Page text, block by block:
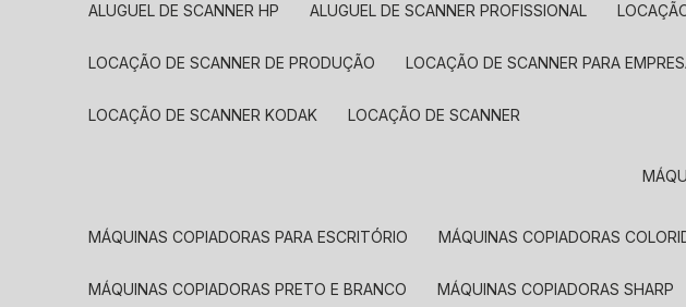
ALUGUEL DE SCANNER HP ALUGUEL DE SCANNER PROFISSIONAL
LOCAÇÃO DE SCANNER DE PRODUÇÃO LOCAÇÃO DE SCANNER PARA
LOCAÇÃO DE SCANNER KODAK LOCAÇÃO DE SCANNER
MÁQUINAS COPIADORAS PARA ESCRITÓRIO MÁQUINAS COPIADORAS
MÁQUINAS COPIADORAS PRETO E BRANCO MÁQUINAS COPIADORAS SHARP